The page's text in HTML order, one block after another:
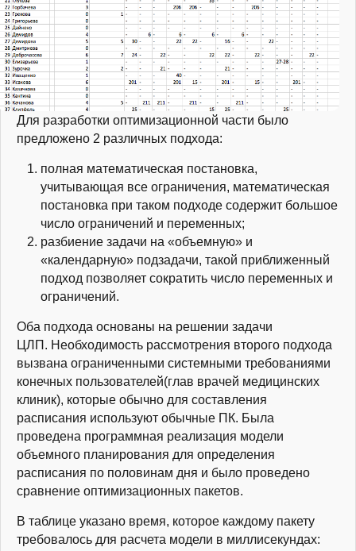
Для разработки оптимизационной части было
предложено 2 различных подхода:
полная математическая постановка,
учитывающая все ограничения, математическая
постановка при таком подходе содержит большое
число ограничений и переменных;
разбиение задачи на «объемную» и
«календарную» подзадачи, такой приближенный
подход позволяет сократить число переменных и
ограничений.
Оба подхода основаны на решении задачи
ЦЛП. Необходимость рассмотрения второго подхода
вызвана ограниченными системными требованиями
конечных пользователей(глав врачей медицинских
клиник), которые обычно для составления
расписания используют обычные ПК. Была
проведена программная реализация модели
объемного планирования для определения
расписания по половинам дня и было проведено
сравнение оптимизационных пакетов.
В таблице указано время, которое каждому пакету
требовалось для расчета модели в миллисекундах: